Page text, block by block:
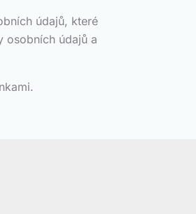
údajů, které
osobních údajů a